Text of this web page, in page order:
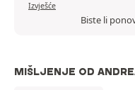
Izvješće
Biste li
MIŠLJENJE OD